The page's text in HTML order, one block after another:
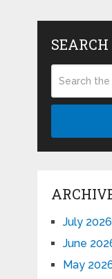
SEARCH
July 2026
June
May